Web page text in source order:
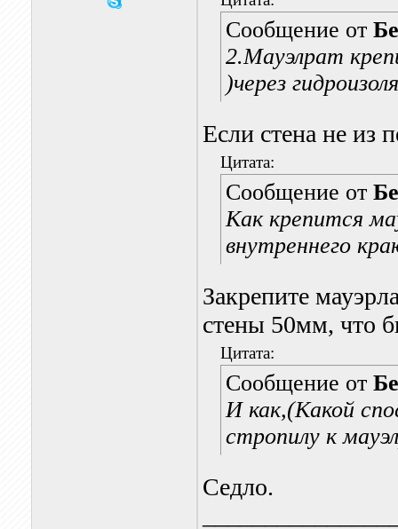
Сообщение от
2.Мауэлрат
)через
Если стена не из
Цитата:
Сообщение от
Как крепится
внутреннего
Закрепите
стены 50мм, что
Цитата:
Сообщение от
И как,(Какой
стропилу к
Седло.